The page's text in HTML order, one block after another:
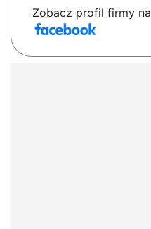
Zobacz profil firmy na